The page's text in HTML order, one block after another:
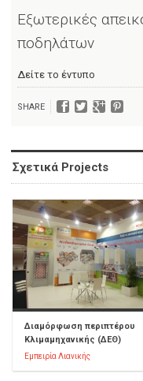
Εξωτερικές
ποδηλάτων
Δείτε το έντυπο
SHARE
Σχετικά Projects
Διαμόρφωση περιπτέρου
Κλιμαμηχανικής (ΔΕΘ)
Εμπειρία Λιανικής